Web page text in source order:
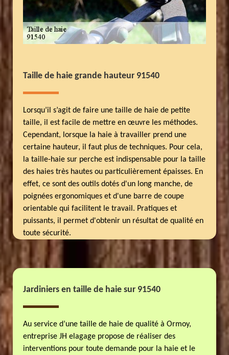
Taille de haie grande hauteur 91540
Lorsqu’il s’agit de faire une taille de haie de petite
taille, il est facile de mettre en œuvre les méthodes.
Cependant, lorsque la haie à travailler prend une
certaine hauteur, il faut plus de techniques. Pour cela,
la taille-haie sur perche est indispensable pour la taille
des haies très hautes ou particulièrement épaisses. En
effet, ce sont des outils dotés d'un long manche, de
poignées ergonomiques et d'une barre de coupe
orientable qui facilitent le travail. Pratiques et
puissants, il permet d'obtenir un résultat de qualité en
toute sécurité.
Jardiniers en taille de haie sur 91540
Au service d’une taille de haie de qualité à Ormoy,
entreprise JH elagage propose de réaliser des
interventions pour toute demande pour la haie et le